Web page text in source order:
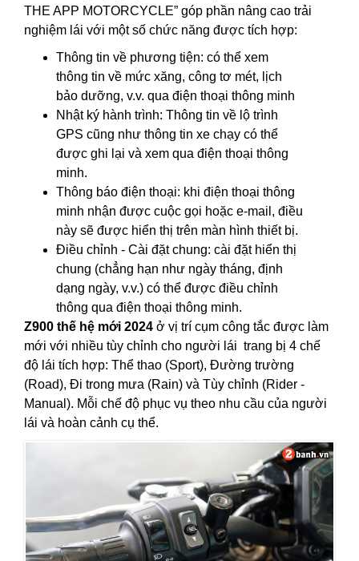
THE APP MOTORCYCLE” góp phần nâng cao trải
nghiệm lái với một số chức năng được tích hợp:
Thông tin về phương tiện: có thể xem
thông tin về mức xăng, công tơ mét, lịch
bảo dưỡng, v.v. qua điện thoại thông minh
Nhật ký hành trình: Thông tin về lộ trình
GPS cũng như thông tin xe chạy có thể
được ghi lại và xem qua điện thoại thông
minh.
Thông báo điện thoại: khi điện thoại thông
minh nhận được cuộc gọi hoặc e-mail, điều
này sẽ được hiển thị trên màn hình thiết bị.
Điều chỉnh - Cài đặt chung: cài đặt hiển thị
chung (chẳng hạn như ngày tháng, định
dạng ngày, v.v.) có thể được điều chỉnh
thông qua điện thoại thông minh.
Z900 thế hệ mới 2024 ở vị trí cụm công tắc được làm
mới với nhiều tùy chỉnh cho người lái trang bị 4 chế
độ lái tích hợp: Thể thao (Sport), Đường trường
(Road), Đi trong mưa (Rain) và Tùy chỉnh (Rider -
Manual). Mỗi chế độ phục vụ theo nhu cầu của người
lái và hoàn cảnh cụ thể.